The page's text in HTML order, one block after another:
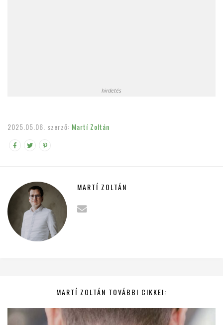
hirdetés
2025.05.06. szerző: Martí Zoltán
MARTÍ ZOLTÁN
MARTÍ ZOLTÁN TOVÁBBI CIKKEI: